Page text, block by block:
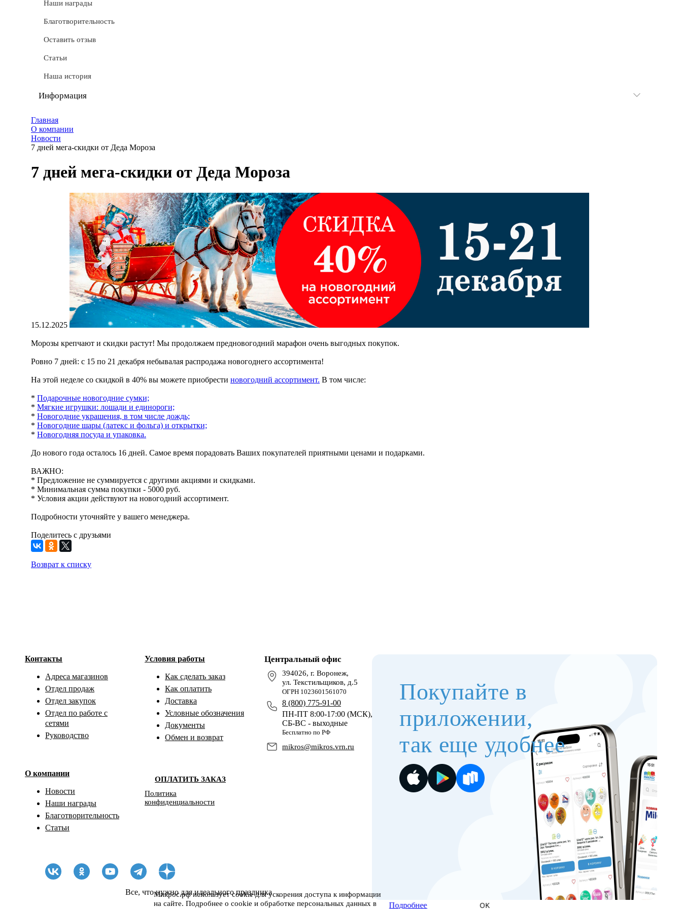
Доставка
Условные обозначения
Документы
Обмен и возврат
Частые вопросы
Наши награды
Благотворительность
Оставить отзыв
Статьи
Наша история
Информация
Мы используем cookie
Удаление аккаунта
Карта сайта
Главная
О компании
Новости
7 дней мега-скидки от Деда Мороза
7 дней мега-скидки от Деда Мороза
15.12.2025
Морозы крепчают и скидки растут! Мы продолжаем предновогодний марафон очень выгодных покупок.
Ровно 7 дней: с 15 по 21 декабря небывалая распродажа новогоднего ассортимента!
На этой неделе со скидкой в 40% вы можете приобрести новогодний ассортимент. В том числе:
* Подарочные новогодние сумки;
* Мягкие игрушки: лошади и единороги;
* Новогодние украшения, в том числе дождь;
* Новогодние шары (латекс и фольга) и открытки;
* Новогодняя посуда и упаковка.
До нового года осталось 16 дней. Самое время порадовать Ваших покупателей приятными ценами и подарками.
ВАЖНО:
* Предложение не суммируется с другими акциями и скидками.
* Минимальная сумма покупки - 5000 руб.
* Условия акции действуют на новогодний ассортимент.
Подробности уточняйте у вашего менеджера.
Поделитесь с друзьями
Возврат к списку
Микрос.рф использует cookie для ускорения доступа к информации
на сайте. Подробнее о cookie и обработке персональных данных в
Подробнее OK
Центральный офис
394026, г. Воронеж,
ул. Текстильщиков, д.5
ОГРН 1023601561070
8 (800) 775-91-00
ПН-ПТ 8:00-17:00 (МСК),
СБ-ВС - выходные
Бесплатно по РФ
mikros@mikros.vrn.ru
Контакты
Адреса магазинов
Отдел продаж
Отдел закупок
Отдел по работе с
сетями
Руководство
О компании
Новости
Наши награды
Благотворительность
Статьи
Условия работы
Как сделать заказ
Как оплатить
Доставка
Условные обозначения
Документы
Обмен и возврат
ОПЛАТИТЬ ЗАКАЗ
Политика
конфиденциальности
Все, что нужно для идеального праздника
Покупайте в
приложении,
так еще удобнее